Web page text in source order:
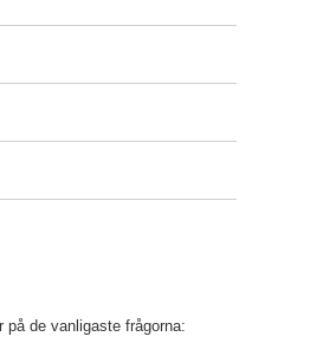
de vanligaste frågorna: